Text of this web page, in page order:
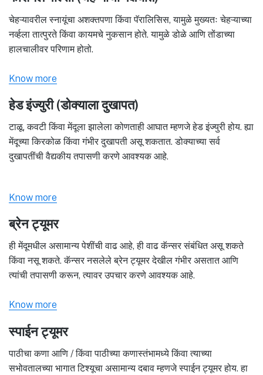
चेहऱ्यावरील स्नायूंचा अशक्तपणा किंवा पॅरालिसिस, यामुळे मुख्यतः चेहऱ्याच्या
नर्व्हला तात्पुरते किंवा कायमचे नुकसान होते. यामुळे डोळे आणि तोंडाच्या
हालचालीवर परिणाम होतो.
Know more
हेड इंज्युरी (डोक्याला दुखापत)
टाळू, कवटी किंवा मेंदूला झालेला कोणताही आघात म्हणजे हेड इंज्युरी होय. ह्या
मेंदूच्या किरकोळ किंवा गंभीर दुखापती असू शकतात. डोक्याच्या सर्व
दुखापतींची वैद्यकीय तपासणी करणे आवश्यक आहे.
Know more
ब्रेन ट्यूमर
ही मेंदूमधील असामान्य पेशींची वाढ आहे, ही वाढ कॅन्सर संबंधित असू शकते
किंवा नसू शकते. कॅन्सर नसलेले ब्रेन ट्यूमर देखील गंभीर असतात आणि
त्यांची तपासणी करून, त्यावर उपचार करणे आवश्यक आहे.
Know more
स्पाईन ट्यूमर
पाठीचा कणा आणि / किंवा पाठीच्या कणास्तंभामध्ये किंवा त्याच्या
सभोवतालच्या भागात टिश्यूचा असामान्य दबाव म्हणजे स्पाईन ट्यूमर होय. हा